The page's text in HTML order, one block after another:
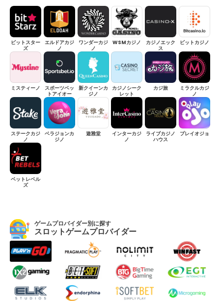
ビットスター
ズ
エルドアカジ
ノ
ワンダーカジ
ノ
WSMカジノ
カジノエック
ス
ビットカジノ
ミスティーノ
スポーツベッ
トアイオー
新クイーンカ
ジノ
カジノシーク
レット
カジ旅
ミラクルカジ
ノ
ステークカジ
ノ
ベラジョンカ
ジノ
遊雅堂
インターカジ
ノ
ライブカジノ
ハウス
プレイオジョ
ベットレベル
ズ
ゲームプロバイダー別に探す
スロットゲームプロバイダー